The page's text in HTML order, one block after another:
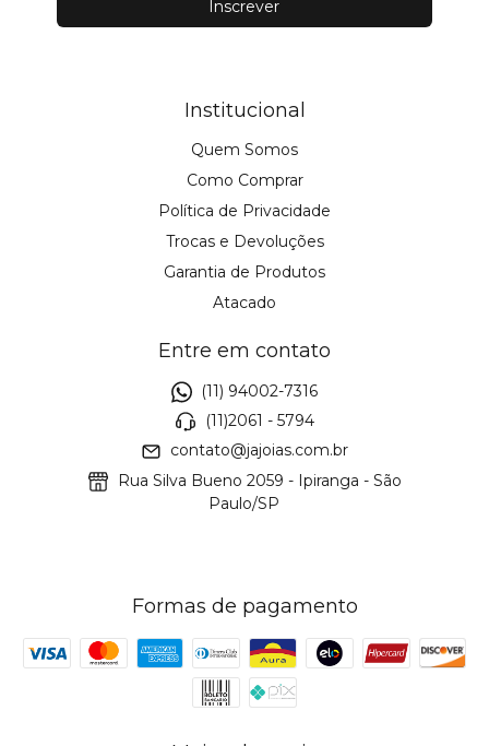
Institucional
Quem Somos
Como Comprar
Política de Privacidade
Trocas e Devoluções
Garantia de Produtos
Atacado
Entre em contato
(11) 94002-7316
(11)2061 - 5794
contato@jajoias.com.br
Rua Silva Bueno 2059 - Ipiranga - São
Paulo/SP
Formas de pagamento